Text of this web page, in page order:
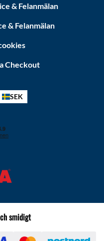
& Felanmälan
& Felanmälan
Checkout
SEK
smidigt